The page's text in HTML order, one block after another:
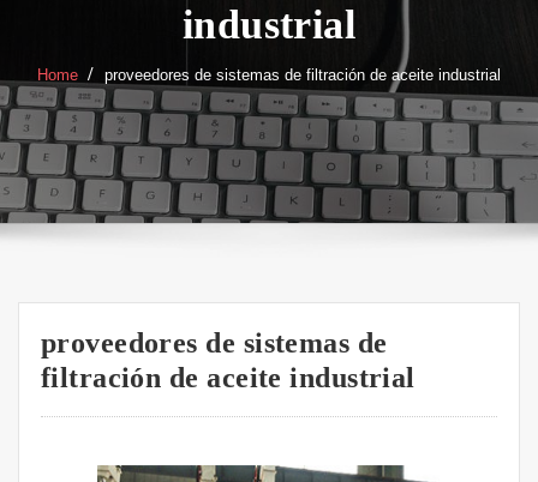
industrial
Home proveedores de sistemas de filtración de aceite industrial
proveedores de sistemas de
filtración de aceite industrial